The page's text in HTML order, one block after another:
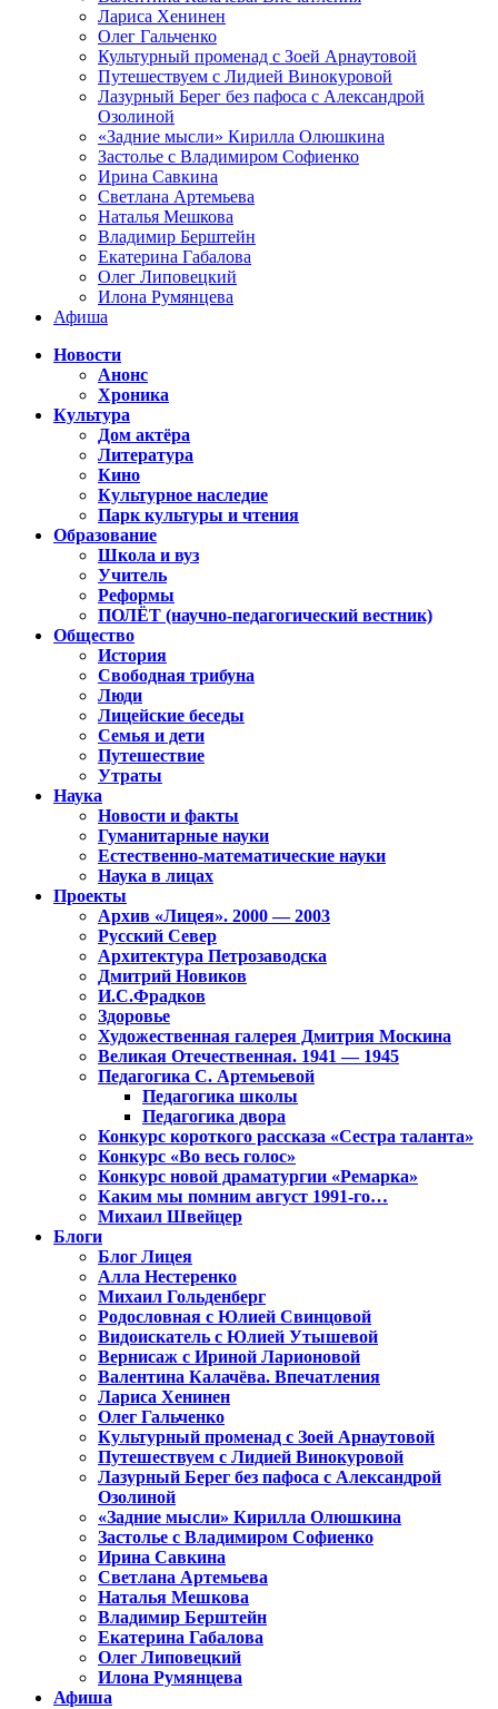
Лариса Хенинен
Олег Гальченко
Культурный променад с Зоей Арнаутовой
Путешествуем с Лидией Винокуровой
Лазурный Берег без пафоса с Александрой
Озолиной
«Задние мысли» Кирилла Олюшкина
Застолье с Владимиром Софиенко
Ирина Савкина
Светлана Артемьева
Наталья Мешкова
Владимир Берштейн
Екатерина Габалова
Олег Липовецкий
Илона Румянцева
Афиша
Новости
Анонс
Хроника
Культура
Дом актёра
Литература
Кино
Культурное наследие
Парк культуры и чтения
Образование
Школа и вуз
Учитель
Реформы
ПОЛЁТ (научно-педагогический вестник)
Общество
История
Свободная трибуна
Люди
Лицейские беседы
Семья и дети
Путешествие
Утраты
Наука
Новости и факты
Гуманитарные науки
Естественно-математические науки
Наука в лицах
Проекты
Архив «Лицея». 2000 — 2003
Русский Север
Архитектура Петрозаводска
Дмитрий Новиков
И.С.Фрадков
Здоровье
Художественная галерея Дмитрия Москина
Великая Отечественная. 1941 — 1945
Педагогика С. Артемьевой
Педагогика школы
Педагогика двора
Конкурс короткого рассказа «Сестра таланта»
Конкурс «Во весь голос»
Конкурс новой драматургии «Ремарка»
Каким мы помним август 1991-го…
Михаил Швейцер
Блоги
Блог Лицея
Алла Нестеренко
Михаил Гольденберг
Родословная с Юлией Свинцовой
Видоискатель с Юлией Утышевой
Вернисаж с Ириной Ларионовой
Валентина Калачёва. Впечатления
Лариса Хенинен
Олег Гальченко
Культурный променад с Зоей Арнаутовой
Путешествуем с Лидией Винокуровой
Лазурный Берег без пафоса с Александрой
Озолиной
«Задние мысли» Кирилла Олюшкина
Застолье с Владимиром Софиенко
Ирина Савкина
Светлана Артемьева
Наталья Мешкова
Владимир Берштейн
Екатерина Габалова
Олег Липовецкий
Илона Румянцева
Афиша